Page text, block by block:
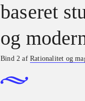
baseret
og
Bind 2 afRationalitet og